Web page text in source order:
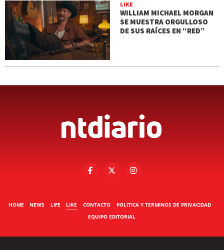
LIKE
WILLIAM MICHAEL MORGAN
SE MUESTRA ORGULLOSO
DE SUS RAÍCES EN “RED”
HOME NEWS LIFE LIKE CONTACTO
POLITICA Y TERMINOS DE PRIVACIDAD
EQUIPO EDITORIAL